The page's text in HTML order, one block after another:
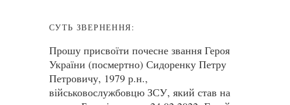
СУТЬ ЗВЕРНЕННЯ:
Прошу присвоїти почесне звання Героя
України (посмертно) Сидоренку Петру
Петровичу, 1979 р.н.,
військовослужбовцю ЗСУ, який став на